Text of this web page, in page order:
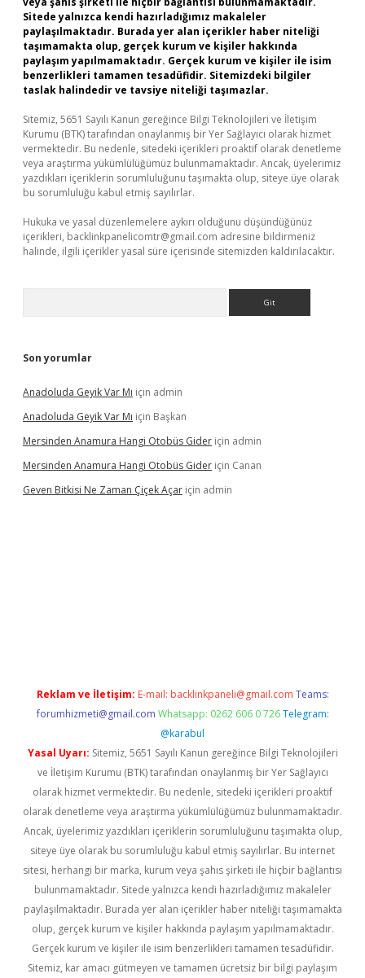
Sitede yalnızca kendi hazırladığımız makaleler
paylaşılmaktadır. Burada yer alan içerikler haber niteliği
taşımamakta olup, gerçek kurum ve kişiler hakkında
paylaşım yapılmamaktadır. Gerçek kurum ve kişiler ile isim
benzerlikleri tamamen tesadüfidir. Sitemizdeki bilgiler
taslak halindedir ve tavsiye niteliği taşımazlar.
Sitemiz, 5651 Sayılı Kanun gereğince Bilgi Teknolojileri ve İletişim
Kurumu (BTK) tarafından onaylanmış bir Yer Sağlayıcı olarak hizmet
vermektedir. Bu nedenle, sitedeki içerikleri proaktif olarak denetleme
veya araştırma yükümlülüğümüz bulunmamaktadır. Ancak, üyelerimiz
yazdıkları içeriklerin sorumluluğunu taşımakta olup, siteye üye olarak
bu sorumluluğu kabul etmiş sayılırlar.
Hukuka ve yasal düzenlemelere aykırı olduğunu düşündüğünüz
içerikleri, backlinkpanelicomtr@gmail.com adresine bildirmeniz
halinde, ilgili içerikler yasal süre içerisinde sitemizden kaldırılacaktır.
Son yorumlar
Anadoluda Geyik Var Mı için admin
Anadoluda Geyik Var Mı için Başkan
Mersinden Anamura Hangi Otobüs Gider için admin
Mersinden Anamura Hangi Otobüs Gider için Canan
Geven Bitkisi Ne Zaman Çiçek Açar için admin
Reklam ve İletişim: E-mail: backlinkpaneli@gmail.com Teams:
forumhizmeti@gmail.com Whatsapp: 0262 606 0 726 Telegram:
@karabul
Yasal Uyarı: Sitemiz, 5651 Sayılı Kanun gereğince Bilgi Teknolojileri
ve İletişim Kurumu (BTK) tarafından onaylanmış bir Yer Sağlayıcı
olarak hizmet vermektedir. Bu nedenle, sitedeki içerikleri proaktif
olarak denetleme veya araştırma yükümlülüğümüz bulunmamaktadır.
Ancak, üyelerimiz yazdıkları içeriklerin sorumluluğunu taşımakta olup,
siteye üye olarak bu sorumluluğu kabul etmiş sayılırlar. Bu internet
sitesi, herhangi bir marka, kurum veya şahıs şirketi ile hiçbir bağlantısı
bulunmamaktadır. Sitede yalnızca kendi hazırladığımız makaleler
paylaşılmaktadır. Burada yer alan içerikler haber niteliği taşımamakta
olup, gerçek kurum ve kişiler hakkında paylaşım yapılmamaktadır.
Gerçek kurum ve kişiler ile isim benzerlikleri tamamen tesadüfidir.
Sitemiz, kar amacı gütmeyen ve tamamen ücretsiz bir bilgi paylaşım